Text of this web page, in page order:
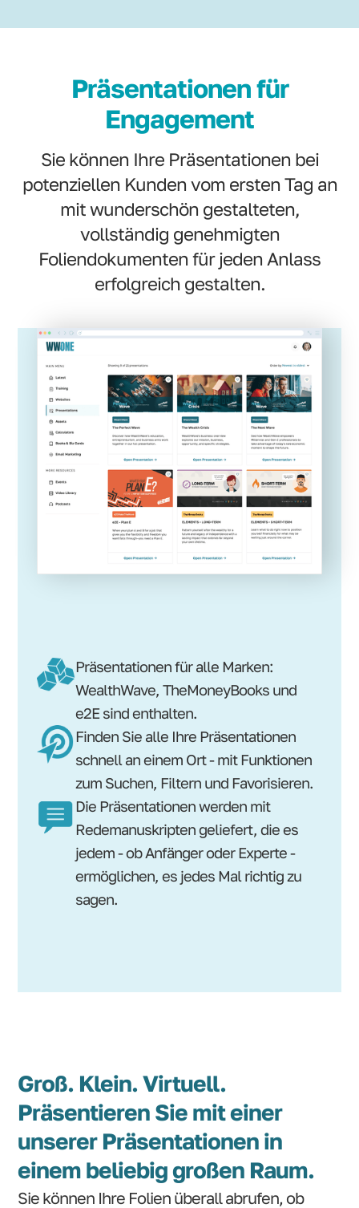
Präsentationen für
Engagement
Sie können Ihre Präsentationen bei
potenziellen Kunden vom ersten Tag an
mit wunderschön gestalteten,
vollständig genehmigten
Foliendokumenten für jeden Anlass
erfolgreich gestalten.
Präsentationen für alle Marken:
WealthWave, TheMoneyBooks und
e2E sind enthalten.
Finden Sie alle Ihre Präsentationen
schnell an einem Ort - mit Funktionen
zum Suchen, Filtern und Favorisieren.
Die Präsentationen werden mit
Redemanuskripten geliefert, die es
jedem - ob Anfänger oder Experte -
ermöglichen, es jedes Mal richtig zu
sagen.
Groß. Klein. Virtuell.
Präsentieren Sie mit einer
unserer Präsentationen in
einem beliebig großen Raum.
Sie können Ihre Folien überall abrufen, ob